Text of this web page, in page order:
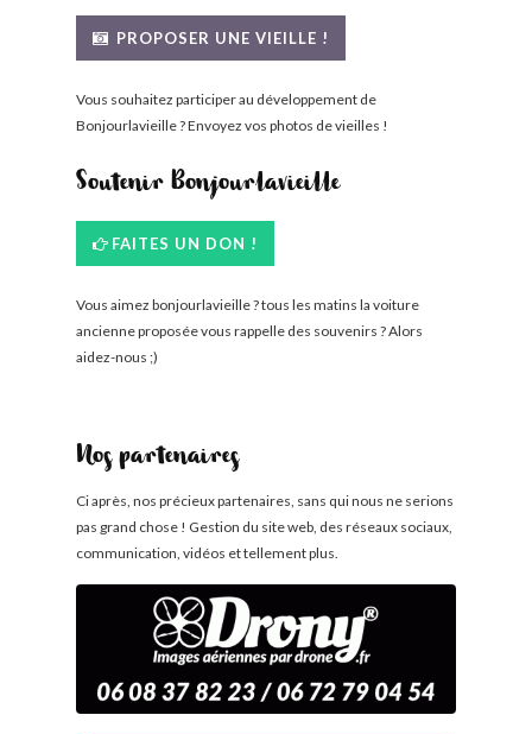
PROPOSER UNE VIEILLE !
Vous souhaitez participer au développement de
Bonjourlavieille ? Envoyez vos photos de vieilles !
Soutenir Bonjourlavieille
FAITES UN DON !
Vous aimez bonjourlavieille ? tous les matins la voiture
ancienne proposée vous rappelle des souvenirs ? Alors
aidez-nous ;)
Nos partenaires
Ci après, nos précieux partenaires, sans qui nous ne serions
pas grand chose ! Gestion du site web, des réseaux sociaux,
communication, vidéos et tellement plus.